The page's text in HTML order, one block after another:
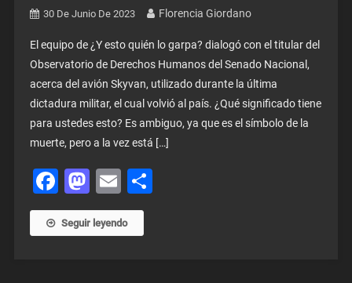
30 De Junio De 2023 Florencia Giordano
El equipo de ¿Y esto quién lo garpa? dialogó con el titular del
Observatorio de Derechos Humanos del Senado Nacional,
acerca del avión Skyvan, utilizado durante la última
dictadura militar, el cual volvió al país. ¿Qué significado tiene
para ustedes esto? Es ambiguo, ya que es el símbolo de la
muerte, pero a la vez está […]
Facebook
Mastodon
Email
Seguir leyendo